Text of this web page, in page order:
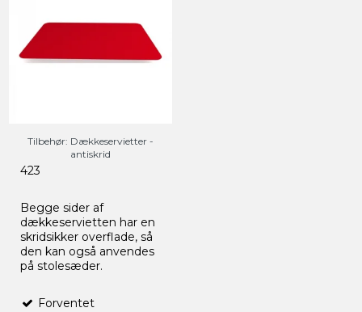
Tilbehør: Dækkeservietter -
antiskrid
423
Begge sider af
dækkeservietten har en
skridsikker overflade, så
den kan også anvendes
på stolesæder.
Forventet